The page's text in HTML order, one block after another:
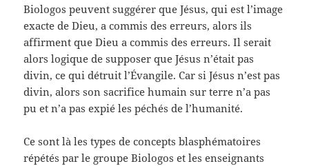
Biologos peuvent suggérer que Jésus, qui est l’image
exacte de Dieu, a commis des erreurs, alors ils
affirment que Dieu a commis des erreurs. Il serait
alors logique de supposer que Jésus n’était pas
divin, ce qui détruit l’Évangile. Car si Jésus n’est pas
divin, alors son sacrifice humain sur terre n’a pas
pu et n’a pas expié les péchés de l’humanité.
Ce sont là les types de concepts blasphématoires
répétés par le groupe Biologos et les enseignants